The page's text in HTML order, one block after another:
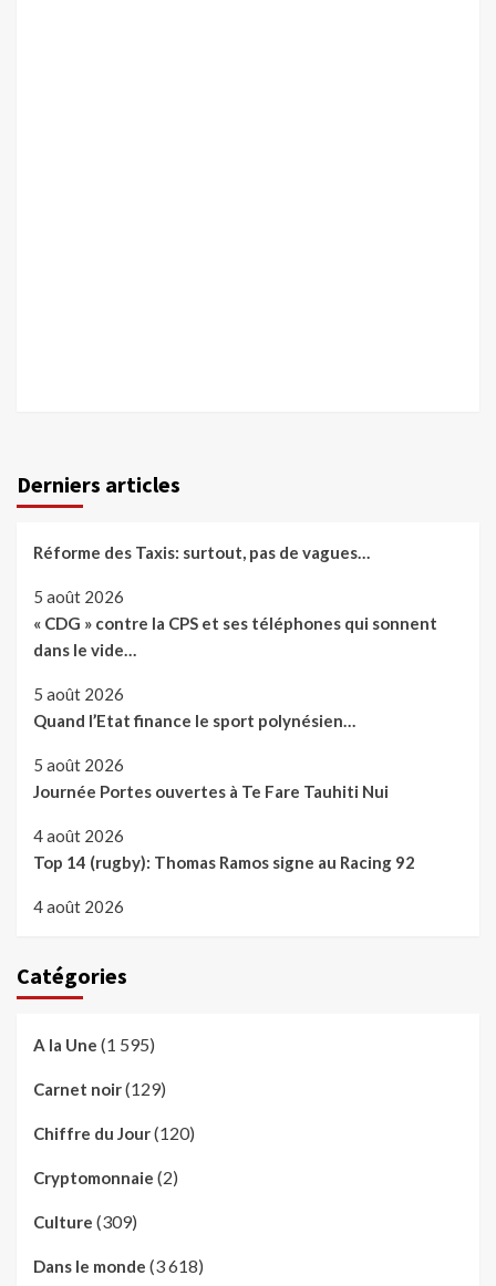
Derniers articles
Réforme des Taxis: surtout, pas de vagues…
5 août 2026
« CDG » contre la CPS et ses téléphones qui sonnent
dans le vide…
5 août 2026
Quand l’Etat finance le sport polynésien…
5 août 2026
Journée Portes ouvertes à Te Fare Tauhiti Nui
4 août 2026
Top 14 (rugby): Thomas Ramos signe au Racing 92
4 août 2026
Catégories
A la Une (1 595)
Carnet noir(129)
Chiffre du Jour(120)
Cryptomonnaie (2)
Culture (309)
Dans le monde (3 618)